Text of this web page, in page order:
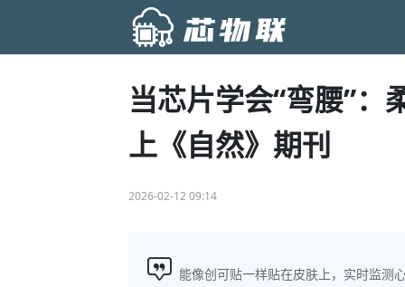
当芯片学会“弯腰”：
上《自然》期刊
2026-02-12 09:14
能像创可贴一样贴在皮肤上，实时监测